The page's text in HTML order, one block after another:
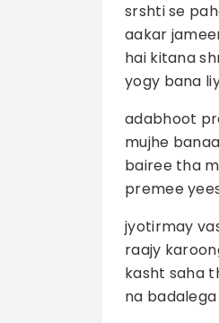
srshti se
aakar
hai kitana
yogy bana
adabhoot
mujhe
bairee tha
premee
jyotirmay
raajy
kasht saha
na